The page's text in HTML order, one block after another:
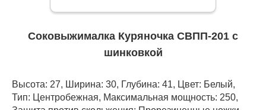
Соковыжималка Куряночка СВПП-201 с
шинковкой
Высота: 27, Ширина: 30, Глубина: 41, Цвет: Белый,
Тип: Центробежная, Максимальная мощность: 250,